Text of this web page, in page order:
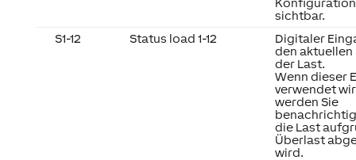
sichtbar.
S1-12
Status load 1-12
Digitaler
den aktuellen
der Last.
Wenn dieser
verwendet
werden Sie
die Last
Überlast
wird.